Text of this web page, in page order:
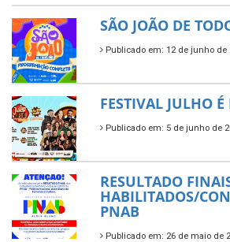
SÃO JOÃO DE
Publicado em: 12 de junho de
FESTIVAL JULHO
Publicado em: 5 de junho de
RESULTADO
HABILITADOS/
PNAB
Publicado em: 26 de maio de